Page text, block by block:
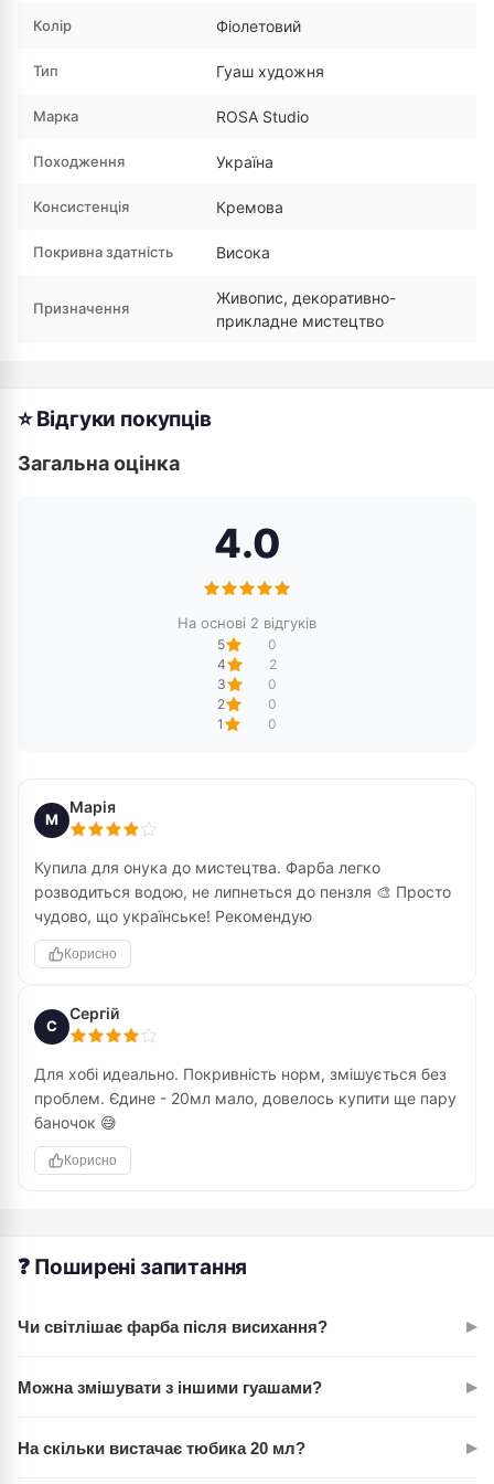
Колір Фіолетовий
Тип Гуаш художня
Марка ROSA Studio
Походження Україна
Консистенція Кремова
Покривна здатність Висока
Призначення
Живопис, декоративно-
прикладне мистецтво
⭐ Відгуки покупців
Загальна оцінка
4.0
На основі 2 відгуків
5
0
4
2
3
0
2
0
1
0
М
Марія
Купила для онука до мистецтва. Фарба легко
розводиться водою, не липнеться до пензля 🎨 Просто
чудово, що українське! Рекомендую
Корисно
С
Сергій
Для хобі идеально. Покривність норм, змішується без
проблем. Єдине - 20мл мало, довелось купити ще пару
баночок 😅
Корисно
❓ Поширені запитання
Чи світлішає фарба після висихання? ▸
насиченість кольору. Те, що ви бачите на палітрі мокрим —
Можна змішувати з іншими гуашами? ▸
змішуванні до 3 кольорів отримуєте чистий мікс без
На скільки вистачає тюбика 20 мл? ▸